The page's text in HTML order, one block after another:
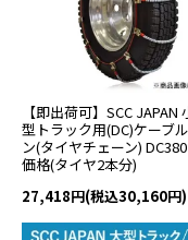
【即出荷可】SCC JAPAN
型トラック用(DC)ケーブ
ン(タイヤチェーン)
価格(タイヤ2本分)
27,418円(税込30,160円)